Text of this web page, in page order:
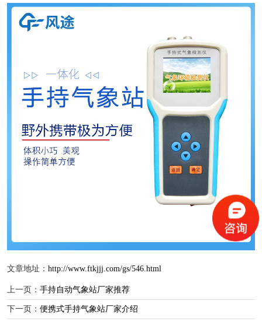
文章地址： http://www.ftkjjj.com/gs/546.html
上一页： 手持自动气象站厂家推荐
下一页： 便携式手持气象站厂家介绍